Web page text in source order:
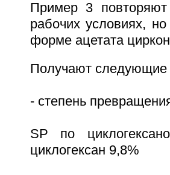
Пример 3
рабочих условиях,
форме ацетата
Получают следующие
- степень
SP по
циклогексан 9,8%